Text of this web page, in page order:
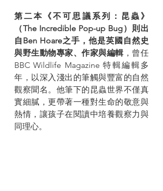
第二本《不可思議系列：昆蟲》
（The Incredible Pop-up Bug）則出
自Ben Hoare之手，他是英國自然史
與野生動物專家、作家與編輯 ，曾任
BBC Wildlife Magazine 特輯編輯多
年，以深入淺出的筆觸與豐富的自然
觀察聞名。他筆下的昆蟲世界不僅真
實細膩，更帶著一種對生命的敬意與
熱情，讓孩子在閱讀中培養觀察力與
同理心。